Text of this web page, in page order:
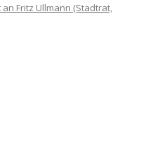
an Fritz Ullmann (Stadtrat,